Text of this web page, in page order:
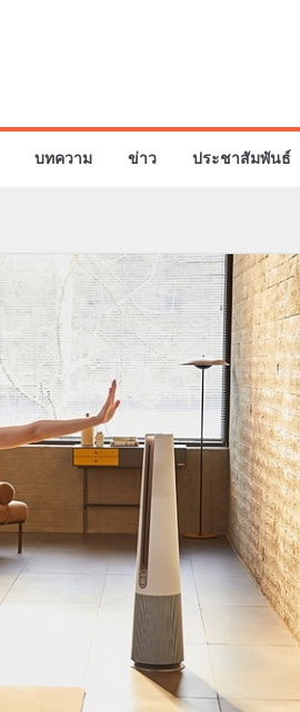
บทความ ข่าว ประชาสัมพันธ์